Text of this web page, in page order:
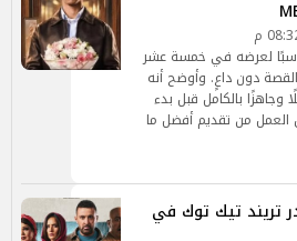
لعرضه في خمسة عشر
دون داعٍ. وأوضح أنه
وجاهزًا بالكامل قبل بدء
العمل من تقديم أفضل ما
2 يتصدر تريند تيك توك في